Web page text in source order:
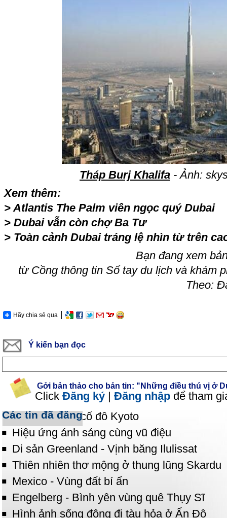
Tháp Burj Khalifa - Ảnh:
Xem thêm:
>Atlantis The Palm viên ngọc quý Dubai
> Dubai vẫn còn chợ Ba Tư
> Toàn cảnh Dubai tráng lệ nhìn từ trên
Bạn đang xem
từ Cồng thông tin Sổ tay du lịch và khám
Theo:
Hãy chia sẻ qua
Ý kiến bạn đọc
Gởi bản thảo cho bản tin: "Những điều thú vị ở
Click Đăng ký | Đăng nhập để tham
Các tin đã đăng
Suối thiêng ở cố đô Kyoto
Hiệu ứng ánh sáng cùng vũ điệu
Di sản Greenland - Vịnh băng Ilulissat
Thiên nhiên thơ mộng ở thung lũng Skardu
Mexico - Vùng đất bí ẩn
Engelberg - Bình yên vùng quê Thụy Sĩ
Hình ảnh sống động đi tàu hỏa ở Ấn Độ